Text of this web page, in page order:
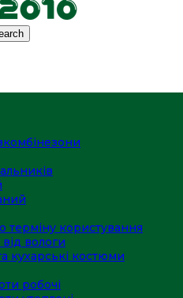
користування
вологи
кухарські костюми
робочі